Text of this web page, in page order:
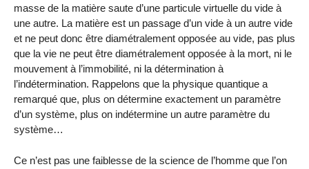
masse de la matière saute d’une particule virtuelle du vide à
une autre. La matière est un passage d’un vide à un autre vide
et ne peut donc être diamétralement opposée au vide, pas plus
que la vie ne peut être diamétralement opposée à la mort, ni le
mouvement à l’immobilité, ni la détermination à
l’indétermination. Rappelons que la physique quantique a
remarqué que, plus on détermine exactement un paramètre
d’un système, plus on indétermine un autre paramètre du
système…
Ce n’est pas une faiblesse de la science de l’homme que l’on